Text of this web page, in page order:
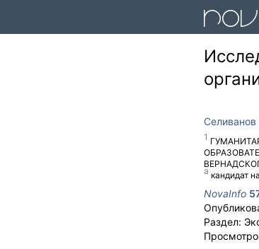
Селиванов
кандидат
NovaInfo
Раздел: